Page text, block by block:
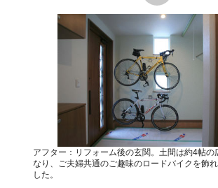
アフター：リフォーム後の玄関。土間は約4帖の
なり、ご夫婦共通のご趣味のロードバイクを飾
した。